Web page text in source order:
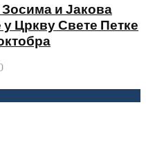
и Јакова
Цркву Свете Петке